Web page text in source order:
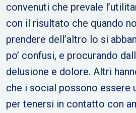
convenuti che prevale
con il risultato che quando
prendere dell’altro lo si
po’ confusi, e procurando
delusione e dolore. Altri
che i social possono essere
per tenersi in contatto con